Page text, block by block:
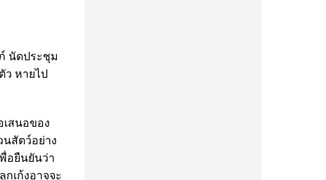
นัดประชุม
ว หายไป
สนอของ
สัตว์อย่าง
อยืนยันว่า
เก้งอาจจะ